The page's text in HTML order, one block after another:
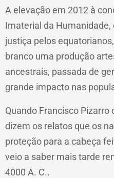
A elevação em 2012 à
Imaterial da
justiça pelos
branco uma produção
ancestrais, passada de
grande impacto nas
Quando Francisco Pizarro
dizem os relatos que os
proteção para a cabeça
veio a saber mais tarde
4000 A. C..